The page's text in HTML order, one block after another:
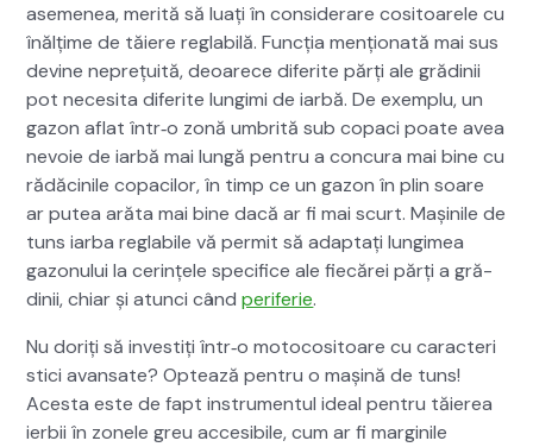
aseme­nea, mer­ită să luați în con­sid­er­are cos­i­toarele cu
înălțime de tăiere reglabilă. Funcția mențion­ată mai sus
devine neprețuită, deoarece diferite părți ale gră­dinii
pot nece­si­ta diferite lungi­mi de iar­bă. De exem­plu, un
gazon aflat într‑o zonă umbrită sub copaci poate avea
nevoie de iar­bă mai lungă pen­tru a con­cu­ra mai bine cu
rădăcinile copacilor, în timp ce un gazon în plin soare
ar putea ară­ta mai bine dacă ar fi mai scurt. Mașinile de
tuns iar­ba reglabile vă per­mit să adap­tați lungimea
gazonu­lui la cer­ințele speci­fice ale fiecărei părți a gră­
dinii, chiar și atun­ci cândper­iferie.
Nu doriți să investiți într‑o moto­cos­i­toare cu car­ac­ter­i
s­ti­ci avansate? Optează pen­tru o mașină de tuns!
Aces­ta este de fapt instru­men­tul ide­al pen­tru tăierea
ier­bii în zonele greu acce­si­bile, cum ar fi mar­gin­ile